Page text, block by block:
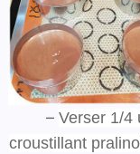
– Verser 1/4
croustillant